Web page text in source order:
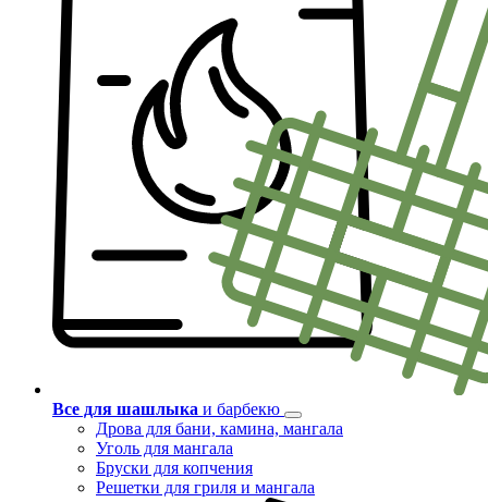
Все для шашлыка и барбекю
Дрова для бани, камина, мангала
Уголь для мангала
Бруски для копчения
Решетки для гриля и мангала